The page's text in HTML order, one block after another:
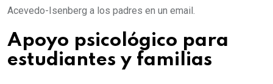
Acevedo-Isenberg a los padres en un email.
Apoyo psicológico para
estudiantes y familias